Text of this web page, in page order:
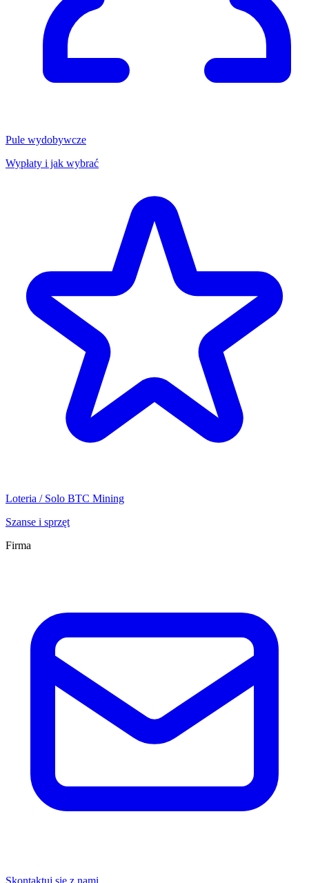
Pule wydobywcze
Wypłaty i jak wybrać
Loteria / Solo BTC Mining
Szanse i sprzęt
Firma
Skontaktuj się z nami